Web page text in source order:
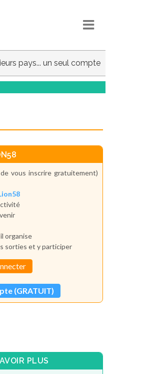
pays... un seul compte
vous inscrire gratuitement)
organise
sorties et y participer
(GRATUIT)
PLUS